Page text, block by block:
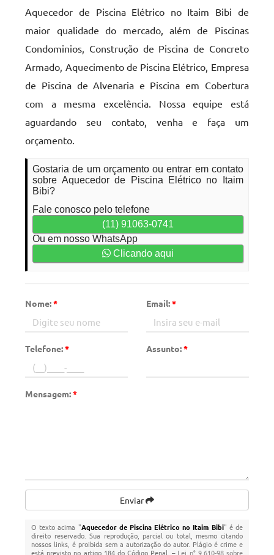
Aquecedor de Piscina Elétrico no Itaim Bibi de
maior qualidade do mercado, além de Piscinas
Condominios, Construção de Piscina de Concreto
Armado, Aquecimento de Piscina Elétrico, Empresa
de Piscina de Alvenaria e Piscina em Cobertura
com a mesma excelência. Nossa equipe está
aguardando seu contato, venha e faça um
orçamento.
Gostaria de um orçamento ou entrar em contato
sobre Aquecedor de Piscina Elétrico no Itaim
Bibi?
Fale conosco pelo telefone
(11) 91063-0741
Ou em nosso WhatsApp
Clicando aqui
Nome:* Email:*
Telefone:* Assunto:*
Mensagem:*
Enviar
O texto acima "Aquecedor de Piscina Elétrico no Itaim Bibi" é de
direito reservado. Sua reprodução, parcial ou total, mesmo citando
nossos links, é proibida sem a autorização do autor. Plágio é crime e
está previsto no artigo 184 do Código Penal. – Lei n° 9.610-98 sobre